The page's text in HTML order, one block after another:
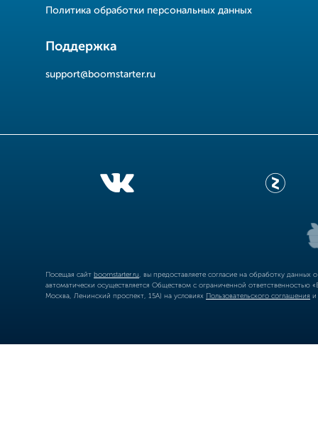
Политика обработки персональных данных
Поддержка
support@boomstarter.ru
Посещая сайт boomstarter.ru , вы предоставляете согласие на обработку
автоматически осуществляется Обществом с ограниченной
Москва, Ленинский проспект, 15А) на условиях Пользовательского соглашения и